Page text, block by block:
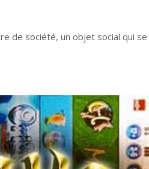
de société, un objet social qui se